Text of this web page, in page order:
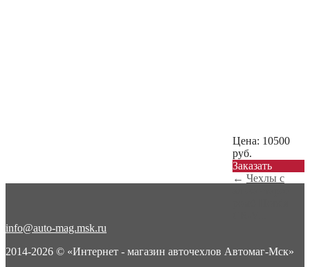
Цена: 10500
руб.
Заказать
← Чехлы с
info@auto-mag.msk.ru
2014-2026 © «Интернет - магазин авточехлов Автомаг-Мск»